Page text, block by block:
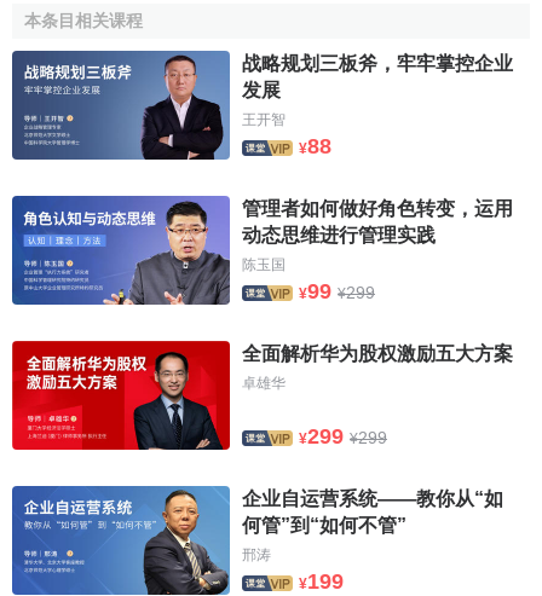
能力的、积极的人来领导，每一个人都应该在他能够最好地
7、明确地规定职责。
8、鼓励首创精神与责任感。
9、对所做的工作给予公平而合理的报酬。
10、对过失与错误实行惩罚。
11、使大家遵守纪律。
12、注意使个人利益服从企业利益。
13、特别注意指挥的统一。
14、注意物品秩序与社会秩序。
15、进行全面控制。
16、与规章过多、 官僚主义 、形式主义 、文牍主义等弊
端作斗争。
本条目相关课程
战略规划三板斧，牢牢掌控企业
发展
王开智
¥88
管理者如何做好角色转变，运用
动态思维进行管理实践
陈玉国
¥99 ¥299
全面解析华为股权激励五大方案
卓雄华
¥299 ¥299
企业自运营系统——教你从“如
何管”到“如何不管”
邢涛
¥199